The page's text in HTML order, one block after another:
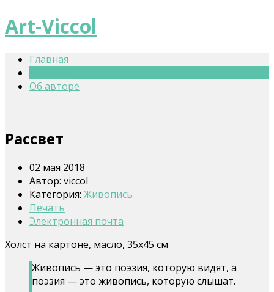
Art-Viccol
Главная
Об авторе
Рассвет
02 мая 2018
Автор: viccol
Категория: Живопись
Печать
Электронная почта
Холст на картоне, масло, 35x45 см
Живопись — это поэзия, которую видят, а
поэзия — это живопись, которую слышат.